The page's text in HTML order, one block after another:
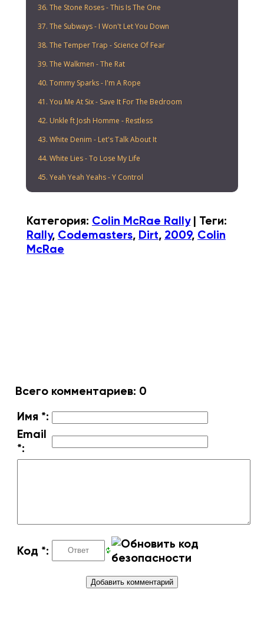
36. The Stone Roses - This Is The One
37. The Subways - I Won't Let You Down
38. The Temper Trap - Science Of Fear
39. The Walkmen - The Rat
40. Tommy Sparks - I'm A Rope
41. You Me At Six - Save It For The Bedroom
42. Unkle ft Josh Homme - Restless
43. White Denim - Let's Talk About It
44. White Lies - To Lose My Life
45. Yeah Yeah Yeahs - Y Control
Категория: Colin McRae Rally| Теги:
Rally, Codemasters, Dirt, 2009, Colin
McRae
Всего комментариев: 0
Имя *:
Email
*:
Код *: